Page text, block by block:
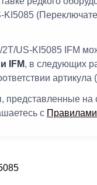
US-KI5085 IFM
IFM, в следующих
представленные
с